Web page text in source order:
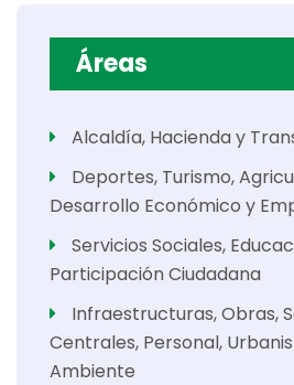
Áreas
Alcaldía, Hacienda y
Deportes, Turismo,
Desarrollo Económico y
Servicios Sociales,
Participación Ciudadana
Infraestructuras, Obras,
Centrales, Personal,
Ambiente